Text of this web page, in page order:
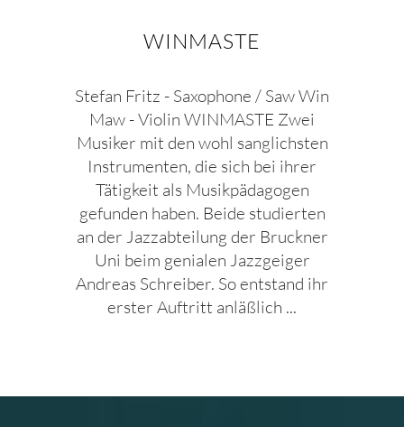
WINMASTE
Stefan Fritz - Saxophone / Saw Win
Maw - Violin WINMASTE Zwei
Musiker mit den wohl sanglichsten
Instrumenten, die sich bei ihrer
Tätigkeit als Musikpädagogen
gefunden haben. Beide studierten
an der Jazzabteilung der Bruckner
Uni beim genialen Jazzgeiger
Andreas Schreiber. So entstand ihr
erster Auftritt anläßlich ...